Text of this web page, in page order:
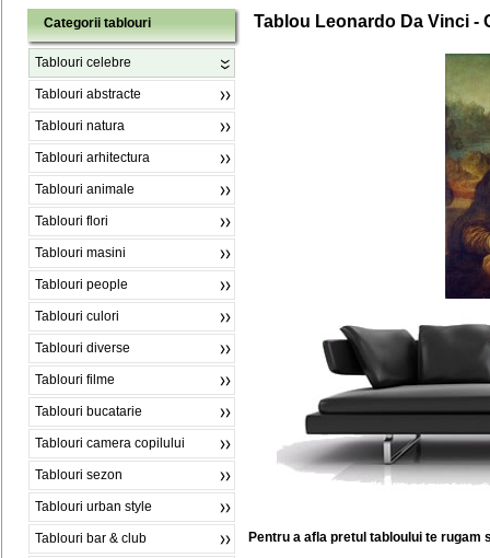
Categorii tablouri
Tablouri celebre
Tablouri abstracte
Tablouri natura
Tablouri arhitectura
Tablouri animale
Tablouri flori
Tablouri masini
Tablouri people
Tablouri culori
Tablouri diverse
Tablouri filme
Tablouri bucatarie
Tablouri camera copilului
Tablouri sezon
Tablouri urban style
Tablouri bar & club
Tablou Leonardo Da Vinci -
Pentru a afla pretul tabloului te rugam